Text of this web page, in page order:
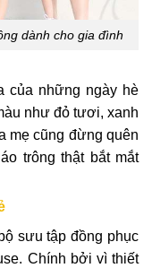
dành cho gia đình
của những ngày hè
như đỏ tươi, xanh
mẹ cũng đừng quên
trông thật bắt mắt
sưu tập đồng phục
Chính bởi vì thiết